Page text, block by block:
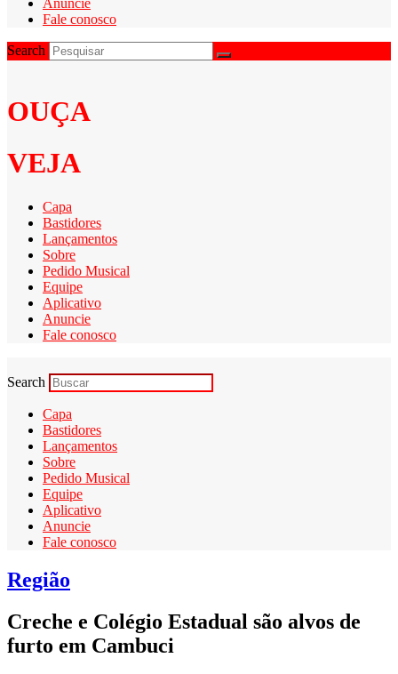
Fale conosco
Search
OUÇA
VEJA
Capa
Bastidores
Lançamentos
Sobre
Pedido Musical
Equipe
Aplicativo
Anuncie
Fale conosco
Search
Capa
Bastidores
Lançamentos
Sobre
Pedido Musical
Equipe
Aplicativo
Anuncie
Fale conosco
Região
Creche e Colégio Estadual são alvos de
furto em Cambuci